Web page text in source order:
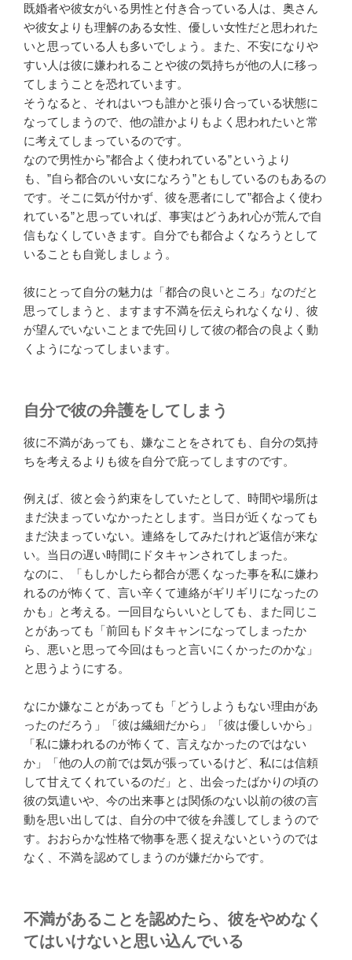
既婚者や彼女がいる男性と付き合っている人は、奥さん
や彼女よりも理解のある女性、優しい女性だと思われた
いと思っている人も多いでしょう。また、不安になりや
すい人は彼に嫌われることや彼の気持ちが他の人に移っ
てしまうことを恐れています。
そうなると、それはいつも誰かと張り合っている状態に
なってしまうので、他の誰かよりもよく思われたいと常
に考えてしまっているのです。
なので男性から”都合よく使われている”というより
も、”自ら都合のいい女になろう”ともしているのもあるの
です。そこに気が付かず、彼を悪者にして”都合よく使わ
れている”と思っていれば、事実はどうあれ心が荒んで自
信もなくしていきます。自分でも都合よくなろうとして
いることも自覚しましょう。
彼にとって自分の魅力は「都合の良いところ」なのだと
思ってしまうと、ますます不満を伝えられなくなり、彼
が望んでいないことまで先回りして彼の都合の良よく動
くようになってしまいます。
自分で彼の弁護をしてしまう
彼に不満があっても、嫌なことをされても、自分の気持
ちを考えるよりも彼を自分で庇ってしますのです。
例えば、彼と会う約束をしていたとして、時間や場所は
まだ決まっていなかったとします。当日が近くなっても
まだ決まっていない。連絡をしてみたけれど返信が来な
い。当日の遅い時間にドタキャンされてしまった。
なのに、「もしかしたら都合が悪くなった事を私に嫌わ
れるのが怖くて、言い辛くて連絡がギリギリになったの
かも」と考える。一回目ならいいとしても、また同じこ
とがあっても「前回もドタキャンになってしまったか
ら、悪いと思って今回はもっと言いにくかったのかな」
と思うようにする。
なにか嫌なことがあっても「どうしようもない理由があ
ったのだろう」「彼は繊細だから」「彼は優しいから」
「私に嫌われるのが怖くて、言えなかったのではない
か」「他の人の前では気が張っているけど、私には信頼
して甘えてくれているのだ」と、出会ったばかりの頃の
彼の気遣いや、今の出来事とは関係のない以前の彼の言
動を思い出しては、自分の中で彼を弁護してしまうので
す。おおらかな性格で物事を悪く捉えないというのでは
なく、不満を認めてしまうのが嫌だからです。
不満があることを認めたら、彼をやめなく
てはいけないと思い込んでいる